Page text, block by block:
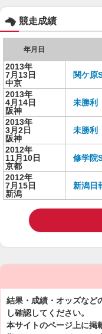
競走成績
年月日
2013年
7月13日
中京
関ケ原
2013年
4月14日
阪神
未勝利
2013年
3月2日
阪神
未勝利
2012年
11月10日
京都
修学院
2012年
7月15日
新潟
新潟日
結果・成績・オッズなど
し確認してください。
本サイトのページ上に掲